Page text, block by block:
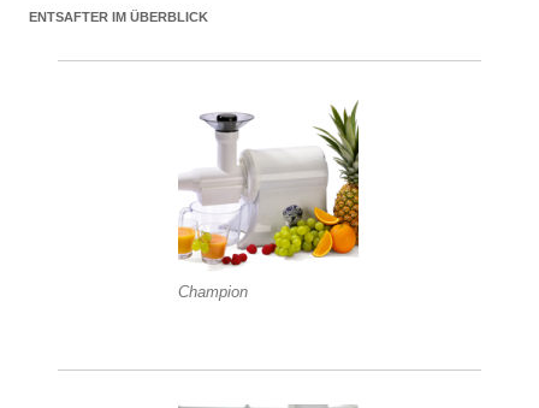
ENTSAFTER IM ÜBERBLICK
Champion